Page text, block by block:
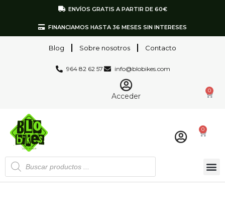
ENVÍOS GRATIS A PARTIR DE 60€
FINANCIAMOS HASTA 36 MESES SIN INTERESES
Blog Sobre nosotros Contacto
964 82 62 57 info@blobikes.com
Acceder
0
0